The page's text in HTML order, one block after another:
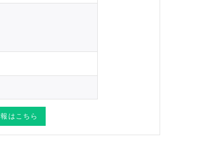
はこちら